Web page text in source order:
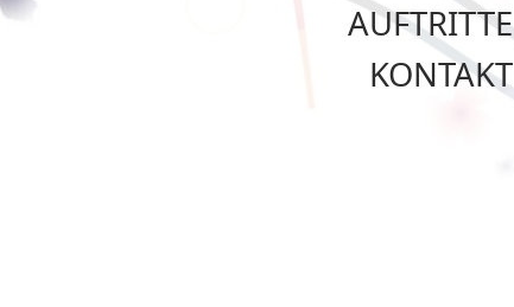
AUFTRITTE
KONTAKT